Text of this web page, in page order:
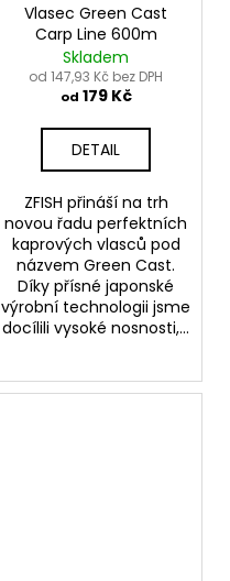
Vlasec Green Cast
Carp Line 600m
Skladem
od 147,93 Kč bez DPH
od 179 Kč
DETAIL
ZFISH přináší na trh
novou řadu perfektních
kaprových vlasců pod
názvem Green Cast.
Díky přísné japonské
výrobní technologii jsme
docílili vysoké nosnosti,...